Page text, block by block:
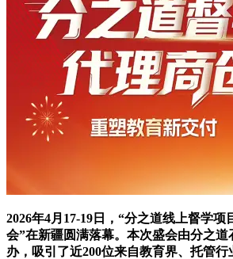
2026年4月17-19日，“分之道线上督学项
会”在新疆圆满落幕。本次盛会由分之道
办，吸引了近200位来自教育界、托管